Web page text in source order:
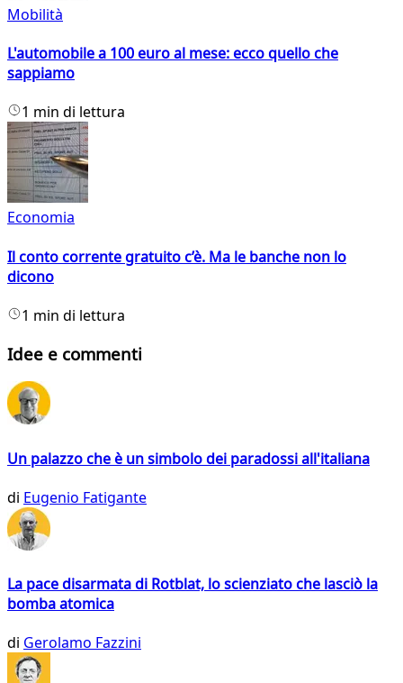
Mobilità
L'automobile a 100 euro al mese: ecco quello che
sappiamo
1 min di lettura
Economia
Il conto corrente gratuito c’è. Ma le banche non lo
dicono
1 min di lettura
Idee e commenti
Un palazzo che è un simbolo dei paradossi all'italiana
di Eugenio Fatigante
La pace disarmata di Rotblat, lo scienziato che lasciò la
bomba atomica
di Gerolamo Fazzini